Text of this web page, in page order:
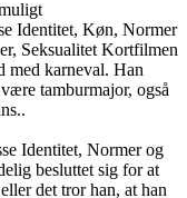
Identitet, Køn, Normer
Seksualitet Kortfilmen
med karneval. Han
tamburmajor, også
Identitet, Normer og
besluttet sig for at
det tror han, at han